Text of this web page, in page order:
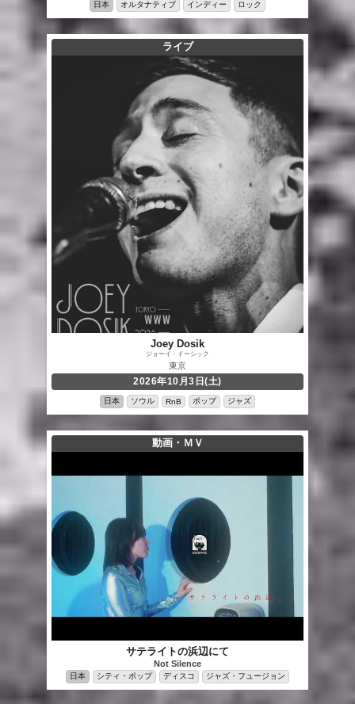
日本 オルタナティブ インディー ロック
ライブ
Joey Dosik
ジョーイ・ドーシック
東京
2026年10月3日(土)
日本 ソウル RnB ポップ ジャズ
動画・ＭＶ
サテライトの浜辺にて
Not Silence
日本 シティ・ポップ ディスコ ジャズ・フュージョン